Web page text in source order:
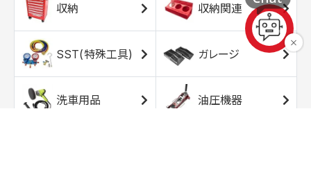
収納 収納関連
SST(特殊工具) ガレージ
洗車用品 油圧機器